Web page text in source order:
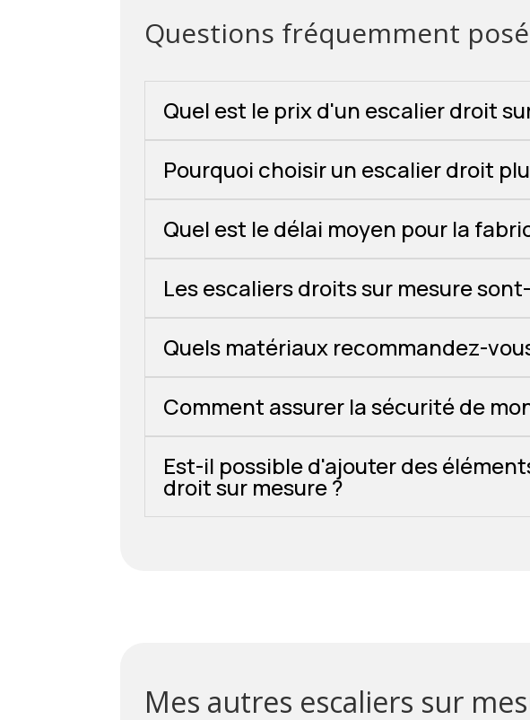
Questions fréquemment
Quel est le prix d'un escalier droit
Pourquoi choisir un escalier droit
Quel est le délai moyen pour la
Les escaliers droits sur mesure
Quels matériaux recommandez-
Comment assurer la sécurité de
Est-il possible d'ajouter des
droit sur mesure ?
Mes autres escaliers sur